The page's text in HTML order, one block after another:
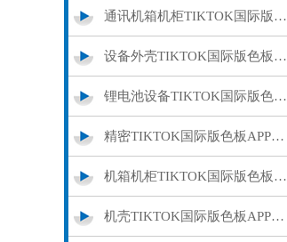
通讯机箱机柜TIKTOK国际版色板APP下载
设备外壳TIKTOK国际版色板APP下载
锂电池设备TIKTOK国际版色板APP下载
精密TIKTOK国际版色板APP下载加工
机箱机柜TIKTOK国际版色板APP下载
机壳TIKTOK国际版色板APP下载加工